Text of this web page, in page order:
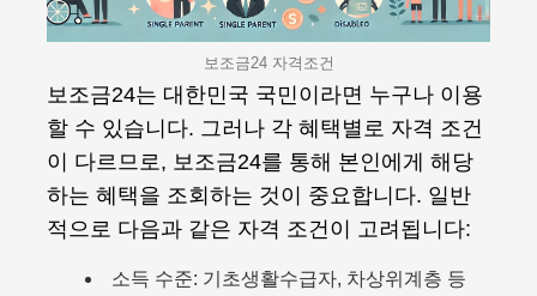
보조금24 자격조건
보조금24는 대한민국 국민이라면 누구나 이용
할 수 있습니다. 그러나 각 혜택별로 자격 조건
이 다르므로, 보조금24를 통해 본인에게 해당
하는 혜택을 조회하는 것이 중요합니다. 일반
적으로 다음과 같은 자격 조건이 고려됩니다:
소득 수준: 기초생활수급자, 차상위계층 등